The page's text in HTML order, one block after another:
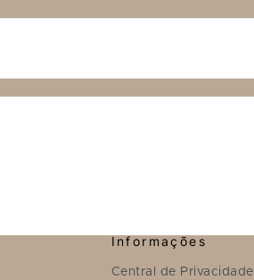
Informações
Central de Privacidade